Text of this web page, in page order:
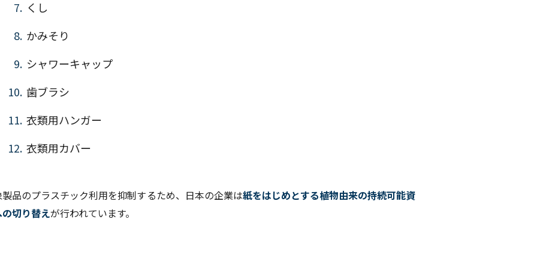
くし
かみそり
シャワーキャップ
歯ブラシ
衣類用ハンガー
衣類用カバー
品のプラスチック利用を抑制するため、日本の企業は紙をはじめとする植物由来の持続可能資
切り替えが行われています。